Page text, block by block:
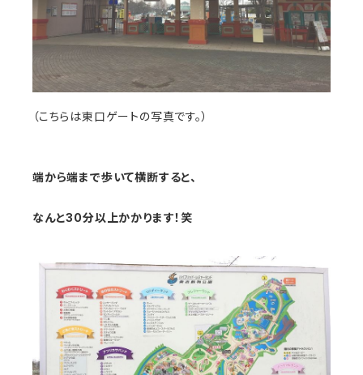
（こちらは東口ゲートの写真です。）
端から端まで歩いて横断すると、
なんと30分以上かかります！笑